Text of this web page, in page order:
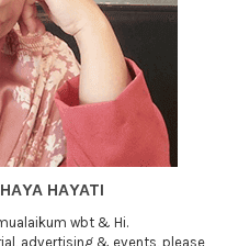
HAYATI
wbt & Hi.
advertising & events, please